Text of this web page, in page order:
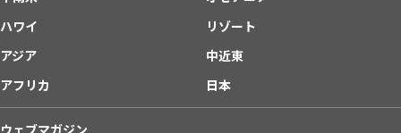
ハワイ
リゾート
アジア
中近東
アフリカ
日本
ウェブマガジン